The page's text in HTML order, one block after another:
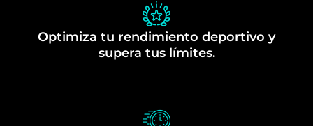
Optimiza tu rendimiento deportivo y
supera tus límites.